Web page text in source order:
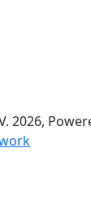
2026,